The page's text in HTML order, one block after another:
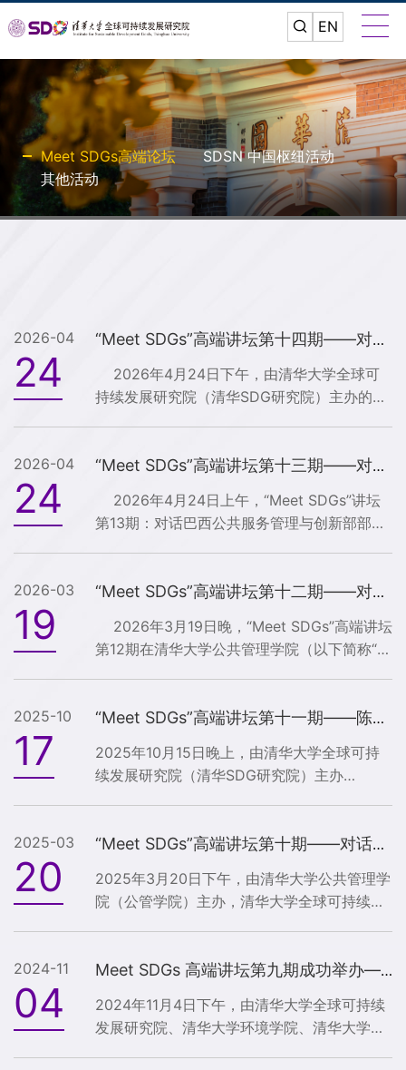
EN
Meet SDGs高端论坛
SDSN 中国枢纽活动
其他活动
2026-04
24
“Meet SDGs”高端讲坛第十四期——对话蒙古国前总统那木巴尔·恩赫巴亚尔成功举办
2026年4月24日下午，由清华大学全球可
持续发展研究院（清华SDG研究院）主办的
中蒙伙伴关系以共创绿色共享未来” 在清华大
活动由蒙古国第三任总统（2005-2009年）那
木巴尔·恩赫巴亚尔（Nambaryn Enkhbayar）
主讲，清华SDG研究院院长、清华大学文科资
2026-04
24
“Meet SDGs”高端讲坛第十三期——对话巴西公共服务管理与创新部部长Esther Dweck成功举办
2026年4月24日上午，“Meet SDGs”讲坛
第13期：对话巴西公共服务管理与创新部部长
华公管学院）主办，清华大学全球可持续发展
公益基金会支持。本次活动邀请了巴西公共服
务管理与创新部部长Esther Dweck就“国家转
型与巴西经济（Transformation of the State
2026-03
19
“Meet SDGs”高端讲坛第十二期——对话哥伦比亚大学校级教授杰弗里·萨克斯成功举办
2026年3月19日晚，“Meet SDGs”高端讲坛
第12期在清华大学公共管理学院（以下简称“公
下简称“清华SDG研究院”）承办，邀请哥伦比
研究院国际学术委员会主席杰弗里·萨克斯
（Jeffrey D. Sachs）教授就“地缘政治与世界
经济”主题进行分享；清华SDG研究院院长、公
2025-10
17
“Meet SDGs”高端讲坛第十一期——陈德亮：加剧的全球紧张局势危及气候目标”成功举办
2025年10月15日晚上，由清华大学全球可持
续发展研究院（清华SDG研究院）主办
院一层报告厅成功举办。本期讲坛由清华大学
典皇家科学院等七院院士陈德亮主讲，清华大
学公共管理学院院长、教授，清华SDG研究院
执行院长朱旭峰主持。日本名古屋大学经济学
中...
2025-03
20
“Meet SDGs”高端讲坛第十期——对话诺奖得主约瑟夫·斯蒂格利茨成功举办
2025年3月20日下午，由清华大学公共管理学
院（公管学院）主办，清华大学全球可持续发
话诺奖得主约瑟夫·斯蒂格利茨”在公管学院一
奖得主（2001年），哥伦比亚大学教授，清华
大学名誉教授、公管学院全球学术顾问委员、
清华SDG研究院国际顾问委员Joseph E.
2024-11
04
Meet SDGs 高端讲坛第九期成功举办——对话世贸组织前总干事帕斯卡尔·拉米
2024年11月4日下午，由清华大学全球可持续
发展研究院、清华大学环境学院、清华大学苏